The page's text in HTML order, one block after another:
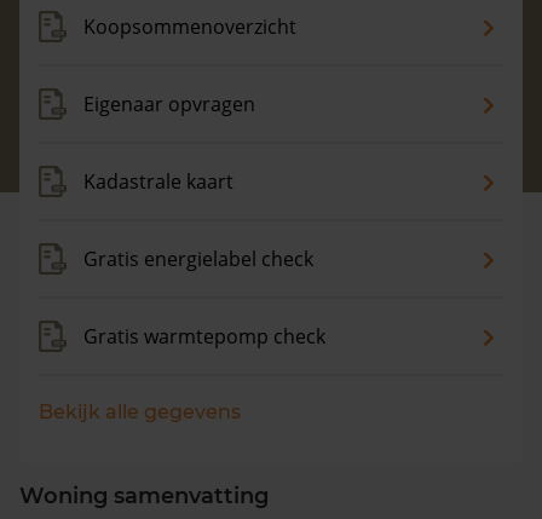
Koopsommenoverzicht
Eigenaar opvragen
Kadastrale kaart
Gratis energielabel check
Gratis warmtepomp check
Bekijk alle gegevens
Woning samenvatting